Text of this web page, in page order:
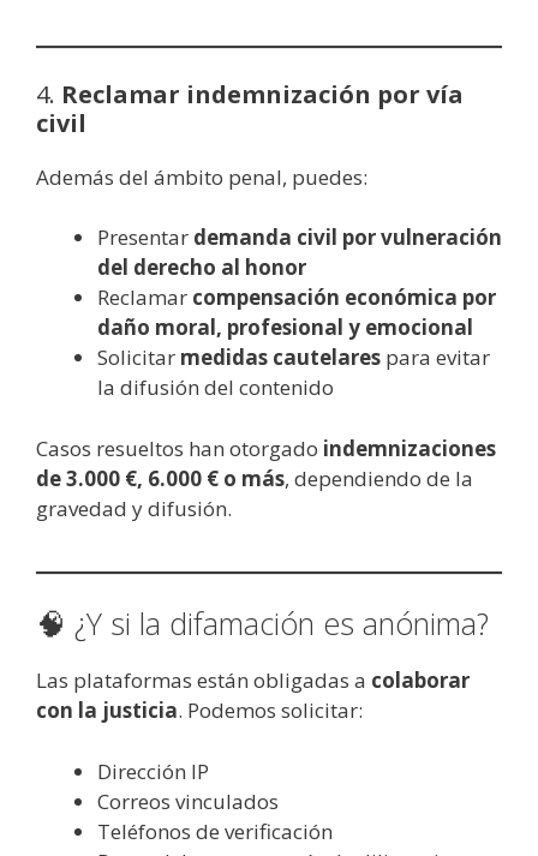
4. Reclamar indemnización por vía
civil
Además del ámbito penal, puedes:
Presentar demanda civil por vulneración
del derecho al honor
Reclamar compensación económica por
daño moral, profesional y emocional
Solicitar medidas cautelares para evitar
la difusión del contenido
Casos resueltos han otorgado indemnizaciones
de 3.000 €, 6.000 € o más, dependiendo de la
gravedad y difusión.
🧠 ¿Y si la difamación es anónima?
Las plataformas están obligadas a colaborar
con la justicia. Podemos solicitar:
Dirección IP
Correos vinculados
Teléfonos de verificación